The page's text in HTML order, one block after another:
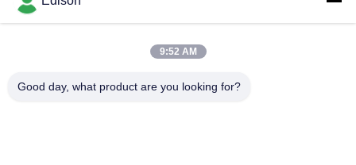
9:52 AM
Good day, what product are you looking for?